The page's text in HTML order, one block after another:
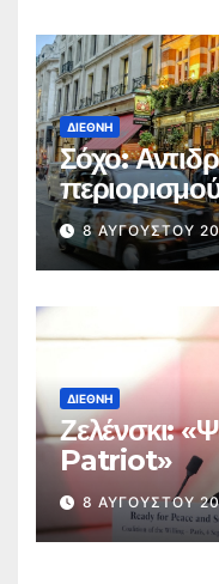
ΔΙΕΘΝΉ
Σόχο:
παμπ
8 ΑΥΓΟΎΣΤΟΥ
ΔΙΕΘΝΉ
Ζελένσκι:
Patriot»
8 ΑΥΓΟΎΣΤΟΥ